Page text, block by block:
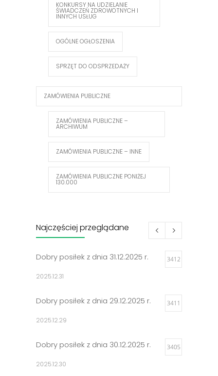
KONKURSY NA UDZIELANIE
ŚWIADCZEŃ ZDROWOTNYCH I
INNYCH USŁUG
OGÓLNE OGŁOSZENIA
SPRZĘT DO ODSPRZEDAŻY
ZAMÓWIENIA PUBLICZNE
ZAMÓWIENIA PUBLICZNE –
ARCHIWUM
ZAMÓWIENIA PUBLICZNE – INNE
ZAMÓWIENIA PUBLICZNE PONIŻEJ
130.000
Najczęściej przeglądane
Dobry posiłek z dnia 31.12.2025 r. 3412
2025.12.31
Dobry posiłek z dnia 29.12.2025 r. 3411
2025.12.29
Dobry posiłek z dnia 30.12.2025 r. 3405
2025.12.30